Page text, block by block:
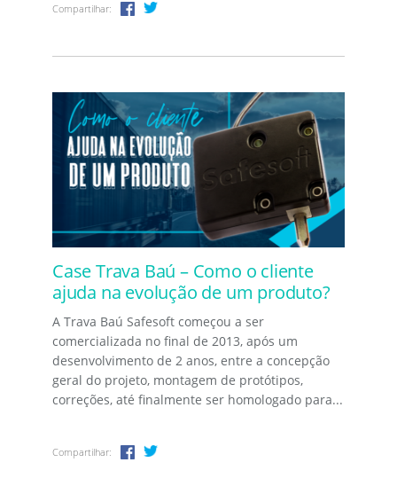
Compartilhar:
Case Trava Baú – Como o cliente
ajuda na evolução de um produto?
A Trava Baú Safesoft começou a ser
comercializada no final de 2013, após um
desenvolvimento de 2 anos, entre a concepção
geral do projeto, montagem de protótipos,
correções, até finalmente ser homologado para...
Compartilhar: